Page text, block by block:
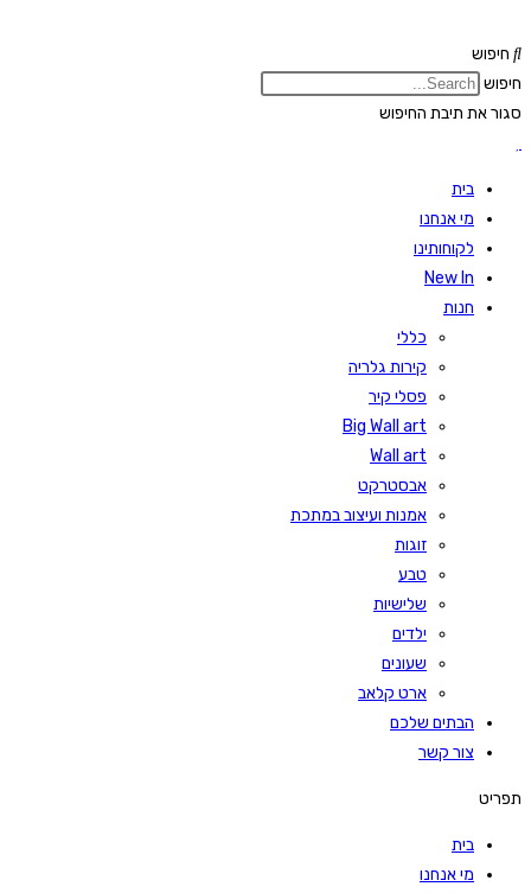
to
content
חיפוש
חיפוש
סגור את תיבת החיפוש
בית
מי אנחנו
לקוחותינו
New In
חנות
כללי
קירות גלריה
פסלי קיר
Big Wall art
Wall art
אבסטרקט
אמנות ועיצוב במתכת
זוגות
טבע
שלישיות
ילדים
שעונים
ארט קלאב
הבתים שלכם
צור קשר
תפריט
בית
מי אנחנו